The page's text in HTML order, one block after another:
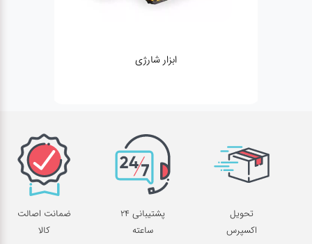
ابزار شارژی
تحویل
اکسپرس
پشتیبانی 24
ساعته
ضمانت اصالت
کالا